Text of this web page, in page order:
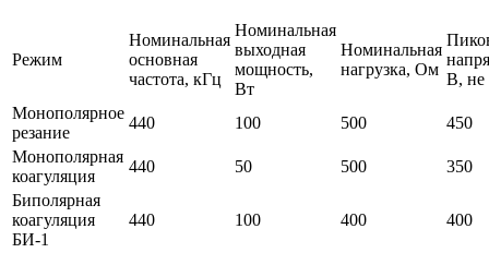
Режим
Номинальная
основная
частота, кГц
Номинальная
выходная
мощность,
Вт
Номинальная
нагрузка, Ом
В, не
Монополярное
резание
440 100 500
450
Монополярная
коагуляция
440 50 500
350
Биполярная
коагуляция
БИ-1
440 100 400 400